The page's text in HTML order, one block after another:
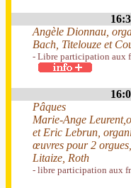
Angèle Dionnau,
Bach, Titelouze et
- Libre participation aux
Pâques
Marie-Ange
et Eric Lebrun,
œuvres pour 2
Litaize, Roth
- libre participation aux